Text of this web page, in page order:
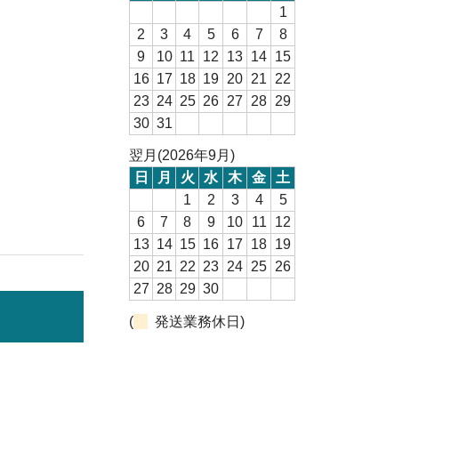
1
2
3 4 5 6 7
8
9
10 11 12 13 14 15
16 17 18 19 20 21
22
23 24 25 26 27 28 29
30 31
翌月(2026年9月)
日
月 火 水 木 金
土
1
2 3 4
5
6
7 8 9 10 11
12
13 14 15 16 17 18 19
20 21 22 23 24 25 26
27 28 29 30
( 発送業務休日)